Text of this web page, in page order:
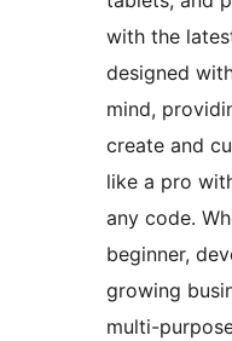
with the
designed
mind,
create and
like a pro
any code.
beginner,
growing
multi-